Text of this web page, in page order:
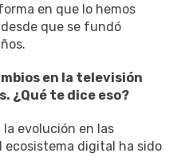
en que lo hemos
que se fundó
en la televisión
¿Qué te dice eso?
evolución en las
digital ha sido